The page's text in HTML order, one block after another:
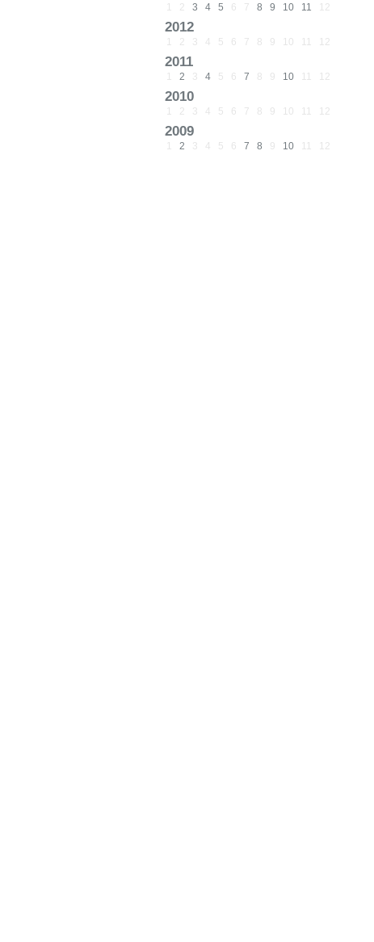
1 2 3 4 5 6 7 8 9 10 11 12
2012
1 2 3 4 5 6 7 8 9 10 11 12
2011
1 2 3 4 5 6 7 8 9 10 11 12
2010
1 2 3 4 5 6 7 8 9 10 11 12
2009
1 2 3 4 5 6 7 8 9 10 11 12